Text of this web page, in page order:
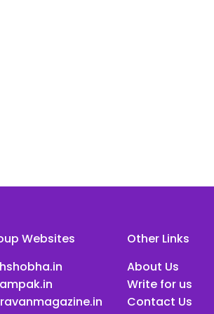
Websites
Other Links
About Us
Write for us
Contact Us